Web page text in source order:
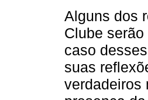
Alguns dos
Clube
caso
suas
verdadeiros